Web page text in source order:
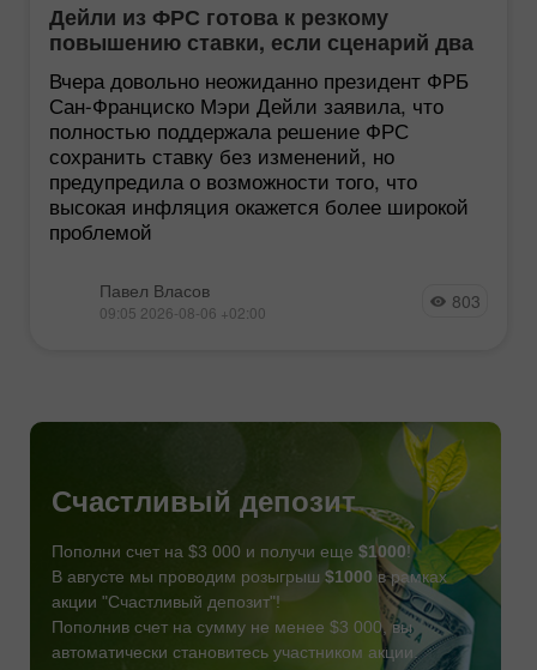
Дейли из ФРС готова к резкому
повышению ставки, если сценарий два
станет реальностью
Вчера довольно неожиданно президент ФРБ
Сан-Франциско Мэри Дейли заявила, что
полностью поддержала решение ФРС
сохранить ставку без изменений, но
предупредила о возможности того, что
высокая инфляция окажется более широкой
проблемой
Павел Власов
09:05 2026-08-06 +02:00 803
Счастливый депозит
Пополни счет на $3 000 и получи еще $1000!
В августе мы проводим розыгрыш $1000 в рамках
акции "Счастливый депозит"!
Пополнив счет на сумму не менее $3 000, вы
автоматически становитесь участником акции.